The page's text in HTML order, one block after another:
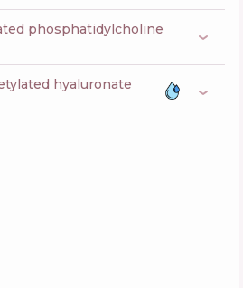
phosphatidylcholine
hyaluronate